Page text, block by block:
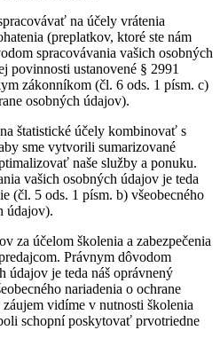
na účely vrátenia
(preplatkov, ktoré ste nám
spracovávania vašich osobných
povinnosti ustanovené § 2991
zákonníkom (čl. 6 ods. 1 písm. c)
osobných údajov).
štatistické účely kombinovať s
sme vytvorili sumarizované
naše služby a ponuku.
vašich osobných údajov je teda
(čl. 5 ods. 1 písm. b) všeobecného
údajov).
za účelom školenia a zabezpečenia
Právnym dôvodom
údajov je teda náš oprávnený
nariadenia o ochrane
vidíme v nutnosti školenia
schopní poskytovať prvotriedne